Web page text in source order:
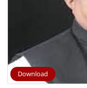
Download